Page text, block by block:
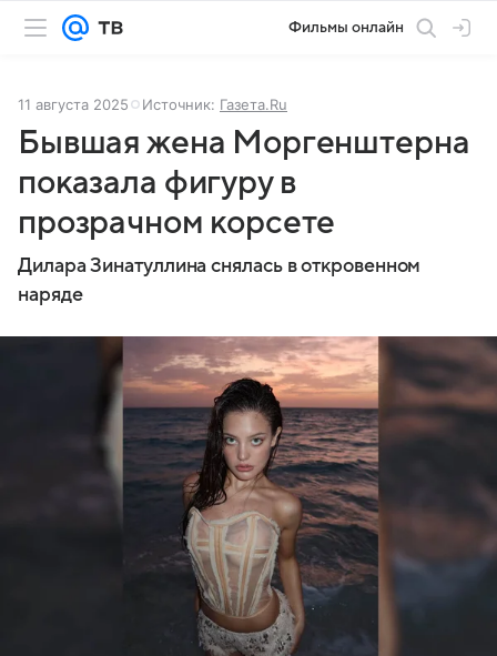
Фильмы онлайн
11 августа 2025 Источник: Газета.Ru
Бывшая жена Моргенштерна
показала фигуру в
прозрачном корсете
Дилара Зинатуллина снялась в откровенном
наряде